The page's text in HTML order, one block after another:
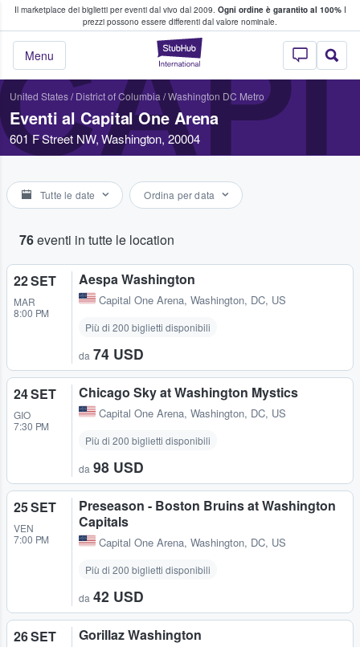
Il marketplace dei biglietti per eventi dal vivo dal 2009. Ogni ordine è garantito al 100%I
prezzi possono essere differenti dal valore nominale.
StubHub - Dove
Menu
fan comprano e vendono biglietti
United States/ District of Columbia /Washington DC Metro
Eventi al Capital One Arena
601 F Street NW, Washington, 20004
Tutte le date Ordina per data
76eventi in tutte le location
22 SET
MAR
8:00 PM
Aespa Washington
Capital One Arena, Washington, DC, US
Più di 200 biglietti disponibili
da 74 USD
24 SET
GIO
7:30 PM
Chicago Sky at Washington Mystics
Capital One Arena, Washington, DC, US
Più di 200 biglietti disponibili
da 98 USD
25 SET
VEN
7:00 PM
Preseason - Boston Bruins at Washington
Capitals
Capital One Arena, Washington, DC, US
Più di 200 biglietti disponibili
da 42 USD
26 SET Gorillaz Washington